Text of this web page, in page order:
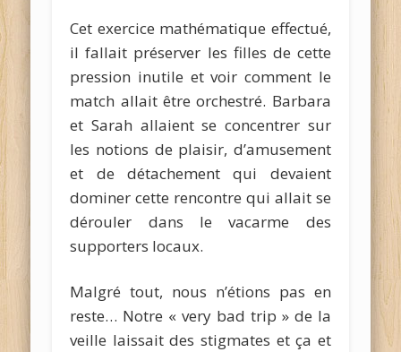
Cet exercice mathématique effectué,
il fallait préserver les filles de cette
pression inutile et voir comment le
match allait être orchestré. Barbara
et Sarah allaient se concentrer sur
les notions de plaisir, d’amusement
et de détachement qui devaient
dominer cette rencontre qui allait se
dérouler dans le vacarme des
supporters locaux.
Malgré tout, nous n’étions pas en
reste… Notre « very bad trip » de la
veille laissait des stigmates et ça et